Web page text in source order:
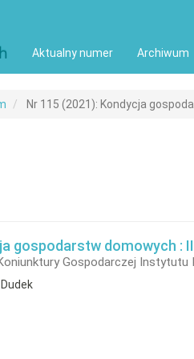
Aktualny numer Archiwum
Nr 115 (2021): Kondycja
gospodarstw domowych :
Gospodarczej Instytutu